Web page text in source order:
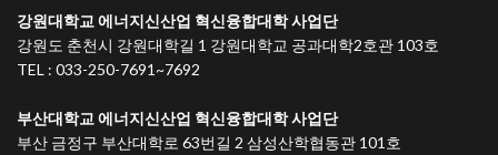
강원대학교 에너지신산업 혁신융합대학 사업단
강원도 춘천시 강원대학길 1 강원대학교 공과대학2호관 103호
TEL : 033-250-7691~7692
부산대학교 에너지신산업 혁신융합대학 사업단
부산 금정구 부산대학로 63번길 2 삼성산학협동관 101호